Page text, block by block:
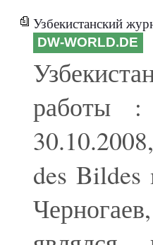
Узбекистанский
DW-WORLD.DE
работы :
des